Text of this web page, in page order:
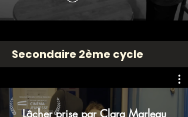
Secondaire 2ème cycle
Lâcher prise par Clara Marleau